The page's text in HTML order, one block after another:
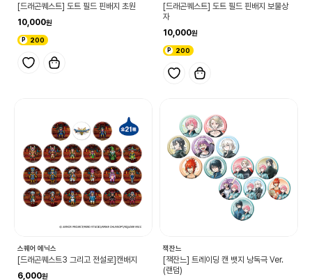
[드래곤퀘스트] 도트 필드 핀배지 초원
10,000
200
[드래곤퀘스트] 도트 필드 핀배지 보물상
자
10,000
200
스퀘어 에닉스
[드래곤퀘스트3 그리고 전설로]캔배지
6,000
잭잔느
[잭잔느] 트레이딩 캔 뱃지 낭독극 Ver.
(랜덤)